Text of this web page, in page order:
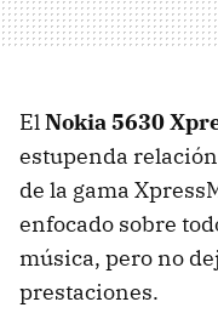
ElNokia 5630
estupenda
de la gama
enfocado sobre
música, pero no
prestaciones.